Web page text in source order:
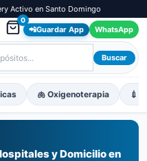
Activo en Santo Domingo
0
📲Guardar App WhatsApp
Buscar
🫁 Oxigenoterapia 💉
y Domicilio en